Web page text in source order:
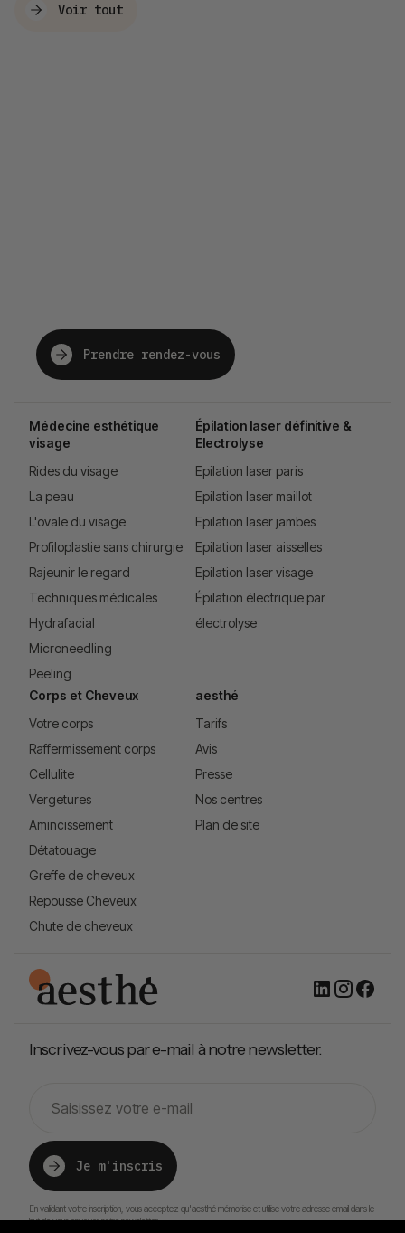
Voir tout
Prendre rendez-vous
Médecine esthétique
visage
Rides du visage
La peau
L'ovale du visage
Profiloplastie sans chirurgie
Rajeunir le regard
Techniques médicales
Hydrafacial
Microneedling
Peeling
Épilation laser définitive &
Electrolyse
Epilation laser paris
Epilation laser maillot
Epilation laser jambes
Epilation laser aisselles
Epilation laser visage
Épilation électrique par
électrolyse
Corps et Cheveux
Votre corps
Raffermissement corps
Cellulite
Vergetures
Amincissement
Détatouage
Greffe de cheveux
Repousse Cheveux
Chute de cheveux
aesthé
Tarifs
Avis
Presse
Nos centres
Plan de site
Inscrivez-vous par e-mail à notre newsletter.
Je m'inscris
En validant votre inscription, vous acceptez qu'aesthé mémorise et utilise votre adresse email dans le
but de vous envoyer notre newsletter.